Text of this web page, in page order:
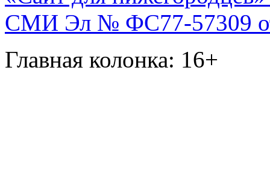
СМИ Эл № ФС77-57309
Главная колонка: 16+